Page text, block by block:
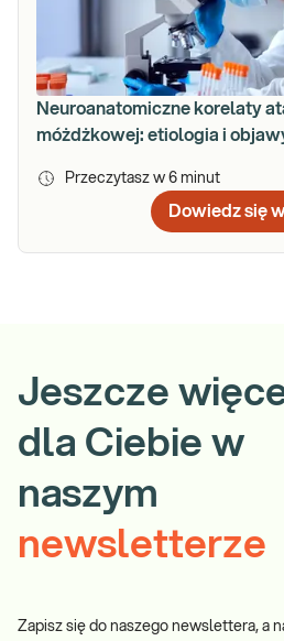
Neuroanatomiczne korelaty
móżdżkowej: etiologia i
Przeczytasz w 6 minut
Dowiedz się
Jeszcze
dla Ciebie w
naszym
newsletterze
Zapisz się do naszego newslettera, a